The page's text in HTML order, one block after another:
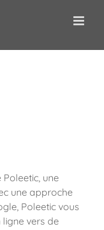
une
une approche
Poleetic vous
vers de